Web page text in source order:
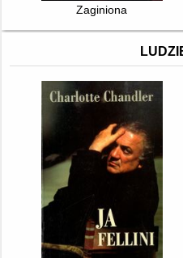
Zaginiona